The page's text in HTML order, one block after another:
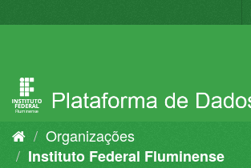
para
Organizações
Instituto Federal Fluminense